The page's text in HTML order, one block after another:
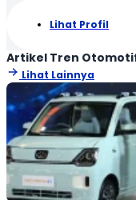
Lihat Profil
Artikel Tren
Lihat Lainnya